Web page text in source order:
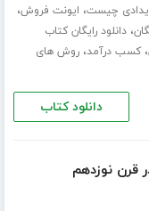
چیست، ایونت فروش،
،دانلود رایگان کتاب
،کسب درآمد،روش های
دانلود کتاب
قرن نوزدهم